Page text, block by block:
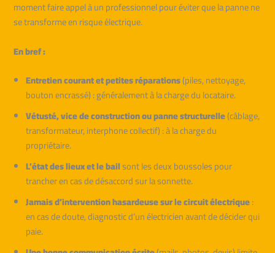
moment faire appel à un professionnel pour éviter que la panne ne
se transforme en risque électrique.
En bref :
Entretien courant et petites réparations(piles, nettoyage,
bouton encrassé) : généralement à la charge du locataire.
Vétusté, vice de construction ou panne structurelle(câblage,
transformateur, interphone collectif) : à la charge du
propriétaire.
L’état des lieux et le bailsont les deux boussoles pour
trancher en cas de désaccord sur la sonnette.
Jamais d’intervention hasardeuse sur le circuit électrique:
en cas de doute, diagnostic d’un électricien avant de décider qui
paie.